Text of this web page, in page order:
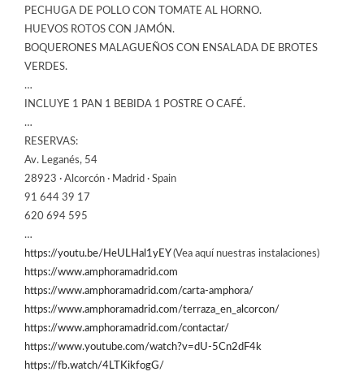
PECHUGA DE POLLO CON TOMATE AL HORNO.
HUEVOS ROTOS CON JAMÓN.
BOQUERONES MALAGUEÑOS CON ENSALADA DE BROTES
VERDES.
…
INCLUYE 1 PAN 1 BEBIDA 1 POSTRE O CAFÉ.
…
RESERVAS:
Av. Leganés, 54
28923 · Alcorcón · Madrid · Spain
91 644 39 17
620 694 595
…
https://youtu.be/HeULHal1yEY(Vea aquí nuestras instalaciones)
https://www.amphoramadrid.com
https://www.amphoramadrid.com/carta-amphora/
https://www.amphoramadrid.com/terraza_en_alcorcon/
https://www.amphoramadrid.com/contactar/
https://www.youtube.com/watch?v=dU-5Cn2dF4k
https://fb.watch/4LTKikfogG/